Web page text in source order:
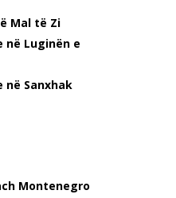
Mal të Zi
Luginën e
Sanxhak
Montenegro